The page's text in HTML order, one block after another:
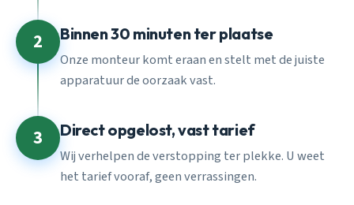
2 Binnen 30 minuten ter plaatse
Onze monteur komt eraan en stelt met de juiste
apparatuur de oorzaak vast.
3 Direct opgelost, vast tarief
Wij verhelpen de verstopping ter plekke. U weet
het tarief vooraf, geen verrassingen.